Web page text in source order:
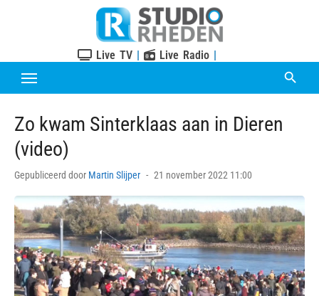
Live TV | Live Radio |
Zo kwam Sinterklaas aan in Dieren
(video)
Gepubliceerd door Martin Slijper
Posted
21 november 2022 11:00